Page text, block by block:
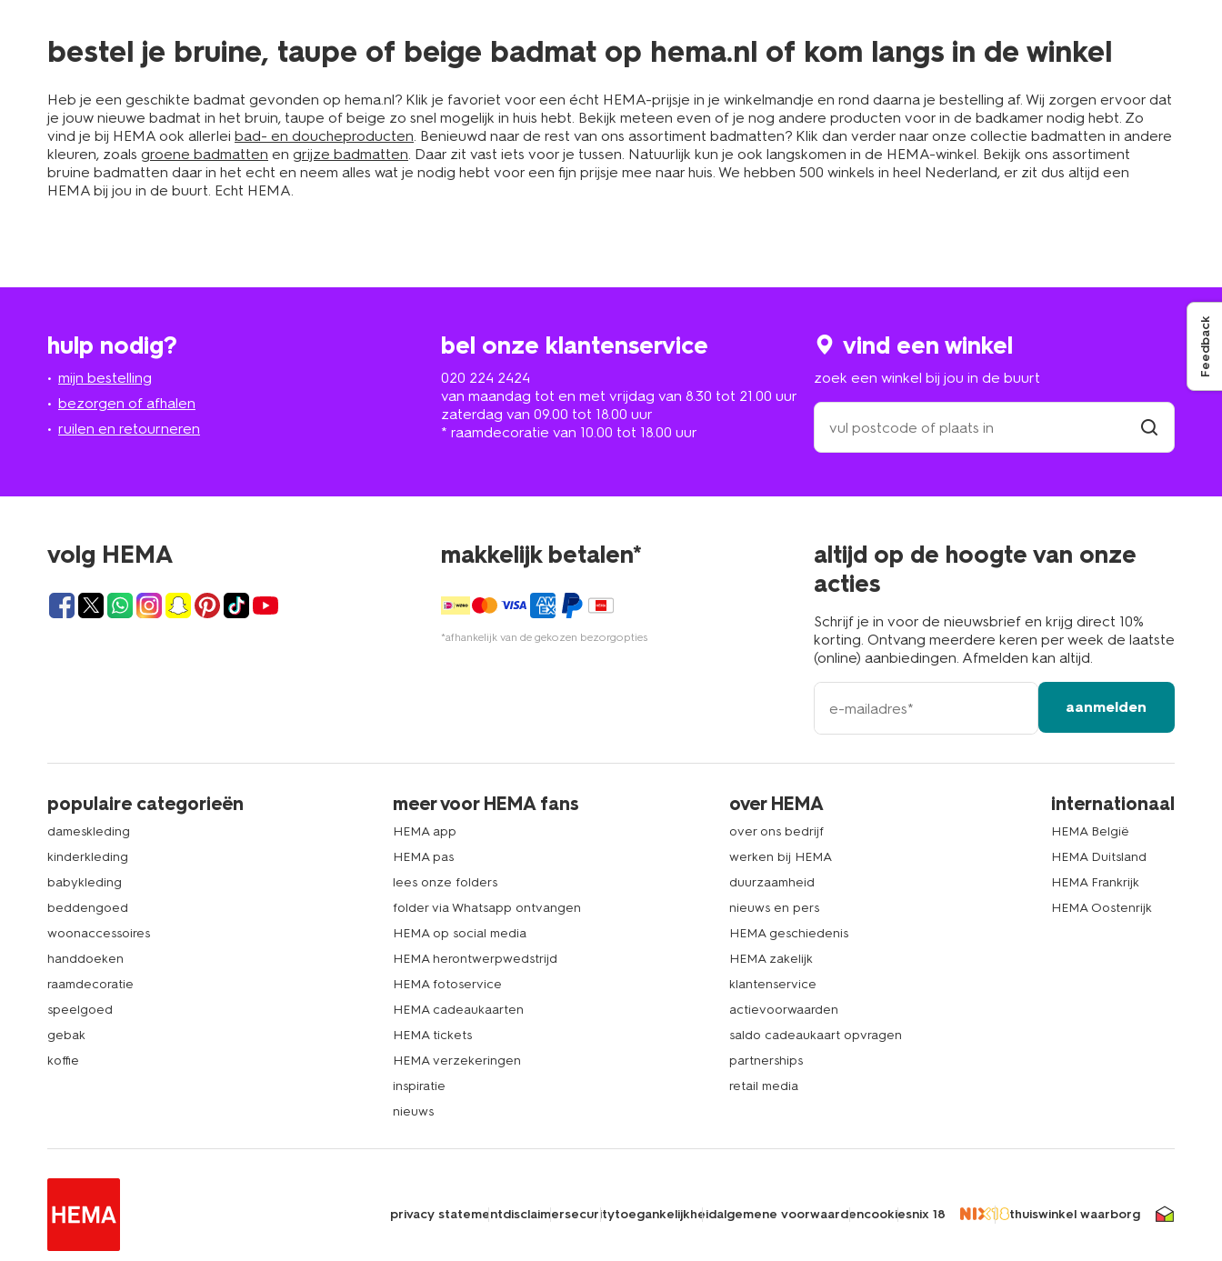
Feedback
bestel je bruine, taupe of beige badmat op hema.nl of kom langs in de winkel
Heb je een geschikte badmat gevonden op hema.nl? Klik je favoriet voor een écht HEMA-prijsje in je winkelmandje en rond daarna je bestelling af. Wij zorgen ervoor dat
je jouw nieuwe badmat in het bruin, taupe of beige zo snel mogelijk in huis hebt. Bekijk meteen even of je nog andere producten voor in de badkamer nodig hebt. Zo
vind je bij HEMA ook allerlei bad- en doucheproducten. Benieuwd naar de rest van ons assortiment badmatten? Klik dan verder naar onze collectie badmatten in andere
kleuren, zoals groene badmatten en grijze badmatten. Daar zit vast iets voor je tussen. Natuurlijk kun je ook langskomen in de HEMA-winkel. Bekijk ons assortiment
bruine badmatten daar in het echt en neem alles wat je nodig hebt voor een fijn prijsje mee naar huis. We hebben 500 winkels in heel Nederland, er zit dus altijd een
HEMA bij jou in de buurt. Echt HEMA.
hulp nodig?
mijn bestelling
bezorgen of afhalen
ruilen en retourneren
bel onze klantenservice
020 224 2424
van maandag tot en met vrijdag van 8.30 tot 21.00 uur
zaterdag van 09.00 tot 18.00 uur
* raamdecoratie van 10.00 tot 18.00 uur
vind een winkel
zoek een winkel bij jou in de buurt
zoek
een
winkel
in
volg HEMA makkelijk betalen*
*afhankelijk van de gekozen bezorgopties
altijd op de hoogte van onze
acties
Schrijf je in voor de nieuwsbrief en krijg direct 10%
korting. Ontvang meerdere keren per week de laatste
(online) aanbiedingen. Afmelden kan altijd.
e-
mailadres
aanmelden
populaire categorieën
dameskleding
kinderkleding
babykleding
beddengoed
woonaccessoires
handdoeken
raamdecoratie
speelgoed
gebak
koffie
meer voor HEMA fans
HEMA app
HEMA pas
lees onze folders
folder via Whatsapp ontvangen
HEMA op social media
HEMA herontwerpwedstrijd
HEMA fotoservice
HEMA cadeaukaarten
HEMA tickets
HEMA verzekeringen
inspiratie
nieuws
over HEMA
over ons bedrijf
werken bij HEMA
duurzaamheid
nieuws en pers
HEMA geschiedenis
HEMA zakelijk
klantenservice
actievoorwaarden
saldo cadeaukaart opvragen
partnerships
retail media
internationaal
HEMA België
HEMA Duitsland
HEMA Frankrijk
HEMA Oostenrijk
privacy statementdisclaimersecuritytoegankelijkheidalgemene voorwaardencookiesnix 18 thuiswinkel waarborg